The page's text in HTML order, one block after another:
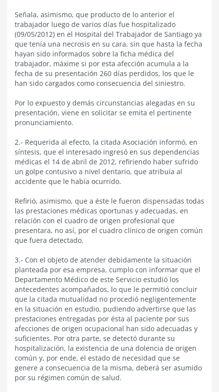
Señala, asimismo, que producto de lo anterior el
trabajador luego de varios días fue hospitalizado
(09/05/2012) en el Hospital del Trabajador de Santiago ya
que tenía una necrosis en su cara, sin que hasta la fecha
hayan sido informados sobre la ficha médica del
trabajador, máxime si por esta afección acumula a la
fecha de su presentación 260 días perdidos, los que le
han sido cargados como consecuencia del siniestro.
Por lo expuesto y demás circunstancias alegadas en su
presentación, viene en solicitar se emita el pertinente
pronunciamiento.
2.- Requerida al efecto, la citada Asociación informó, en
síntesis, que el interesado ingresó en sus dependencias
médicas el 14 de abril de 2012, refiriendo haber sufrido
un golpe contusivo a nivel dentario, que atribuía al
accidente que le había ocurrido.
Refirió, asimismo, que a éste le fueron dispensadas todas
las prestaciones médicas oportunas y adecuadas, en
relación con el cuadro de origen profesional que
presentara, no así, por el cuadro clínico de origen común
que fuera detectado.
3.- Con el objeto de atender debidamente la situación
planteada por esa empresa, cumplo con informar que el
Departamento Médico de este Servicio estudió los
antecedentes acompañados, lo que le permitió concluir
que la citada mutualidad no procedió negligentemente
en la situación en estudio, pudiendo advertirse que las
prestaciones entregadas por ésta al paciente por sus
afecciones de origen ocupacional han sido adecuadas y
suficientes. Por otra parte, se detectó durante su
hospitalización, la existencia de una dolencia de origen
común y, por ende, el estado de necesidad que se
genere a consecuencia de la misma, deberá ser asumido
por su régimen común de salud.